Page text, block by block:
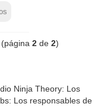
2de 2)
Ninja Theory: Los
Los responsables de